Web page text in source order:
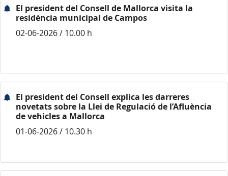
El president del Consell de Mallorca visita la
residència municipal de Campos
02-06-2026 / 10.00 h
El president del Consell explica les darreres
novetats sobre la Llei de Regulació de l’Afluència
de vehicles a Mallorca
01-06-2026 / 10.30 h